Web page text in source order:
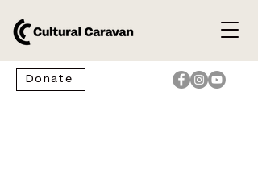
Donate